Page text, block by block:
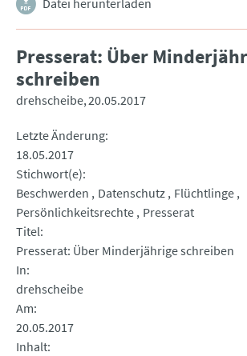
Datei herunterladen
Presserat: Über
schreiben
drehscheibe 20.05.2017
Letzte Änderung
18.05.2017
Stichwort(e)
Beschwerden
Datenschutz Flüchtlinge
Persönlichkeitsrechte Presserat
Titel
Presserat: Über Minderjährige schreiben
In
drehscheibe
Am
20.05.2017
Inhalt